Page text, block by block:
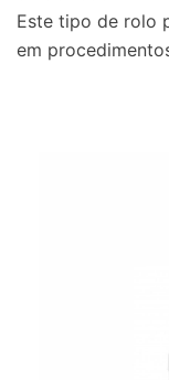
Este tipo de rolo
em